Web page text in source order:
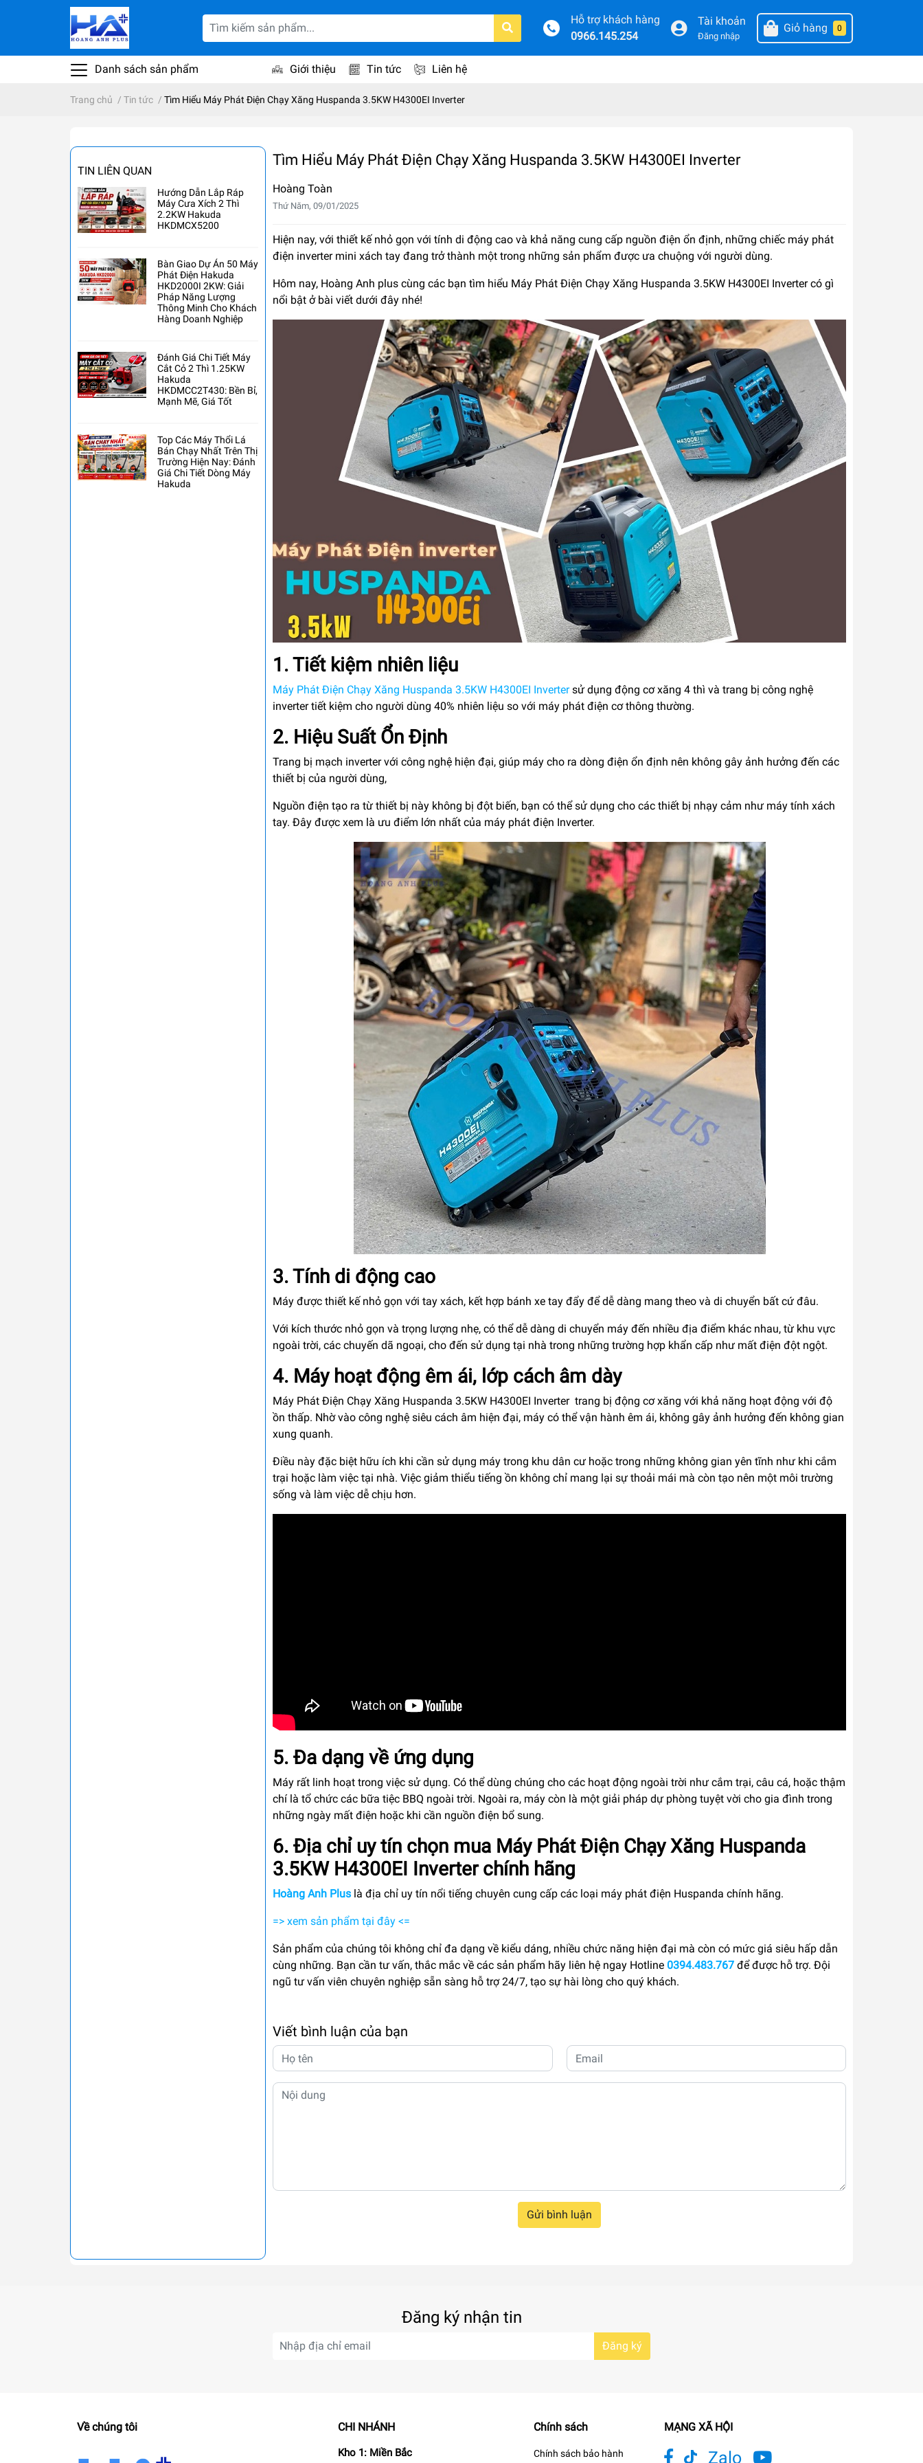
Hỗ trợ khách hàng
0966.145.254
Tài khoản
Đăng nhập
Giỏ hàng 0
Danh sách sản phẩm Giới thiệu Tin tức Liên hệ
Trang chủ / Tin tức / Tìm Hiểu Máy Phát Điện Chạy Xăng Huspanda 3.5KW H4300EI Inverter
TIN LIÊN QUAN
Hướng Dẫn Lắp Ráp
Máy Cưa Xích 2 Thì
2.2KW Hakuda
HKDMCX5200
Bàn Giao Dự Án 50 Máy
Phát Điện Hakuda
HKD2000I 2KW: Giải
Pháp Năng Lượng
Thông Minh Cho Khách
Hàng Doanh Nghiệp
Đánh Giá Chi Tiết Máy
Cắt Cỏ 2 Thì 1.25KW
Hakuda
HKDMCC2T430: Bền Bỉ,
Mạnh Mẽ, Giá Tốt
Top Các Máy Thổi Lá
Bán Chạy Nhất Trên Thị
Trường Hiện Nay: Đánh
Giá Chi Tiết Dòng Máy
Hakuda
Tìm Hiểu Máy Phát Điện Chạy Xăng Huspanda 3.5KW H4300EI Inverter
Hoàng Toàn
Thứ Năm, 09/01/2025
Hiện nay, với thiết kế nhỏ gọn với tính di động cao và khả năng cung cấp nguồn điện ổn định, những chiếc máy phát
điện inverter mini xách tay đang trở thành một trong những sản phẩm được ưa chuộng với người dùng.
Hôm nay, Hoàng Anh plus cùng các bạn tìm hiểu Máy Phát Điện Chạy Xăng Huspanda 3.5KW H4300EI Invertercó gì
nổi bật ở bài viết dưới đây nhé!
1. Tiết kiệm nhiên liệu
Máy Phát Điện Chạy Xăng Huspanda 3.5KW H4300EI Invertersử dụng động cơ xăng 4 thì và trang bị công nghệ
inverter tiết kiệm cho người dùng 40% nhiên liệu so với máy phát điện cơ thông thường.
2. Hiệu Suất Ổn Định
Trang bị mạch inverter với công nghệ hiện đại, giúp máy cho ra dòng điện ổn định nên không gây ảnh hưởng đến các
thiết bị của người dùng,
Nguồn điện tạo ra từ thiết bị này không bị đột biến, bạn có thể sử dụng cho các thiết bị nhạy cảm như máy tính xách
tay. Đây được xem là ưu điểm lớn nhất của máy phát điện Inverter.
3. Tính di động cao
Máy được thiết kế nhỏ gọn với tay xách, kết hợp bánh xe tay đẩy để dễ dàng mang theo và di chuyển bất cứ đâu.
Với kích thước nhỏ gọn và trọng lượng nhẹ, có thể dễ dàng di chuyển máy đến nhiều địa điểm khác nhau, từ khu vực
ngoài trời, các chuyến dã ngoại, cho đến sử dụng tại nhà trong những trường hợp khẩn cấp như mất điện đột ngột.
4. Máy hoạt động êm ái, lớp cách âm dày
Máy Phát Điện Chạy Xăng Huspanda 3.5KW H4300EI Inverter trang bị động cơ xăng với khả năng hoạt động với độ
ồn thấp. Nhờ vào công nghệ siêu cách âm hiện đại, máy có thể vận hành êm ái, không gây ảnh hưởng đến không gian
xung quanh.
Điều này đặc biệt hữu ích khi cần sử dụng máy trong khu dân cư hoặc trong những không gian yên tĩnh như khi cắm
trại hoặc làm việc tại nhà. Việc giảm thiểu tiếng ồn không chỉ mang lại sự thoải mái mà còn tạo nên một môi trường
sống và làm việc dễ chịu hơn.
5. Đa dạng về ứng dụng
Máy rất linh hoạt trong việc sử dụng. Có thể dùng chúng cho các hoạt động ngoài trời như cắm trại, câu cá, hoặc thậm
chí là tổ chức các bữa tiệc BBQ ngoài trời. Ngoài ra, máy còn là một giải pháp dự phòng tuyệt vời cho gia đình trong
những ngày mất điện hoặc khi cần nguồn điện bổ sung.
6. Địa chỉ uy tín chọn mua Máy Phát Điện Chạy Xăng Huspanda
3.5KW H4300EI Inverter chính hãng
Hoàng Anh Plus là địa chỉ uy tín nổi tiếng chuyên cung cấp các loại máy phát điện Huspanda chính hãng.
=> xem sản phẩm tại đây <=
Sản phẩm của chúng tôi không chỉ đa dạng về kiểu dáng, nhiều chức năng hiện đại mà còn có mức giá siêu hấp dẫn
cùng những. Bạn cần tư vấn, thắc mắc về các sản phẩm hãy liên hệ ngay Hotline 0394.483.767 để được hỗ trợ. Đội
ngũ tư vấn viên chuyên nghiệp sẵn sàng hỗ trợ 24/7, tạo sự hài lòng cho quý khách.
Viết bình luận của bạn
Gửi bình luận
Đăng ký nhận tin
Đăng ký
Về chúng tôi CHI NHÁNH
Kho 1: Miền Bắc
Chính sách
Chính sách bảo hành
MẠNG XÃ HỘI
Zalo